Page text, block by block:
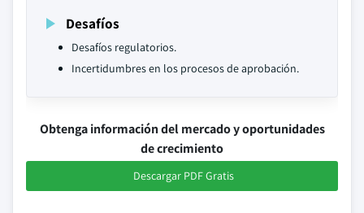
Desafíos
Desafíos regulatorios.
Incertidumbres en los procesos de aprobación.
Obtenga información del mercado y oportunidades
de crecimiento
Descargar PDF Gratis